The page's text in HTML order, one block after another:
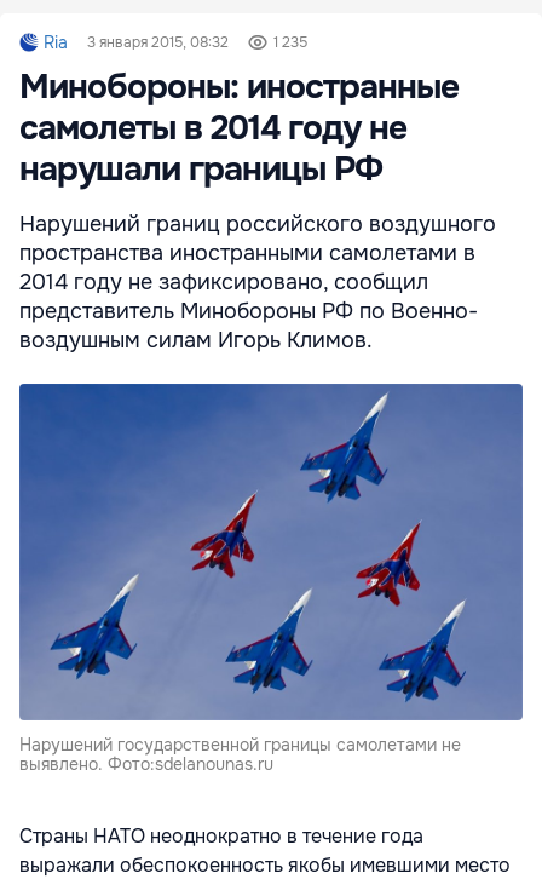
Ria 3 января 2015, 08:32 1 235
Минобороны: иностранные
самолеты в 2014 году не
нарушали границы РФ
Нарушений границ российского воздушного
пространства иностранными самолетами в
2014 году не зафиксировано, сообщил
представитель Минобороны РФ по Военно-
воздушным силам Игорь Климов.
Нарушений государственной границы самолетами не
выявлено. Фото:sdelanounas.ru
Страны НАТО неоднократно в течение года
выражали обеспокоенность якобы имевшими место